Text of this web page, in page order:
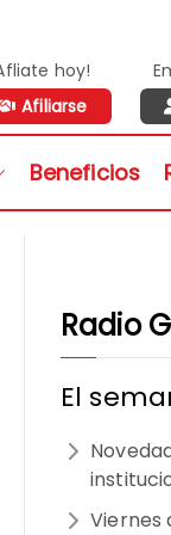
hoy!
Afiliarse
Beneficios
Radio
El
Viernes